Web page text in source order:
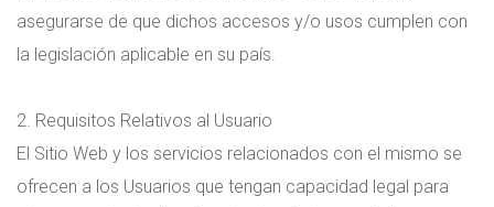
asegurarse de que dichos accesos y/o usos cumplen con
la legislación aplicable en su país.
2. Requisitos Relativos al Usuario
El Sitio Web y los servicios relacionados con el mismo se
ofrecen a los Usuarios que tengan capacidad legal para